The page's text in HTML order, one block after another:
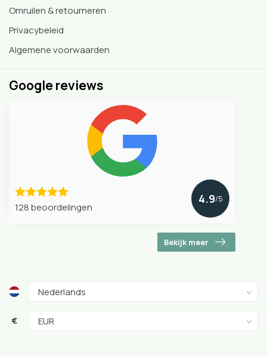
Omruilen & retourneren
Privacybeleid
Algemene voorwaarden
Google reviews
128 beoordelingen
4.9/5
Bekijk meer
€